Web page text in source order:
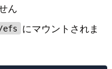
ん
efs
にマウントされま